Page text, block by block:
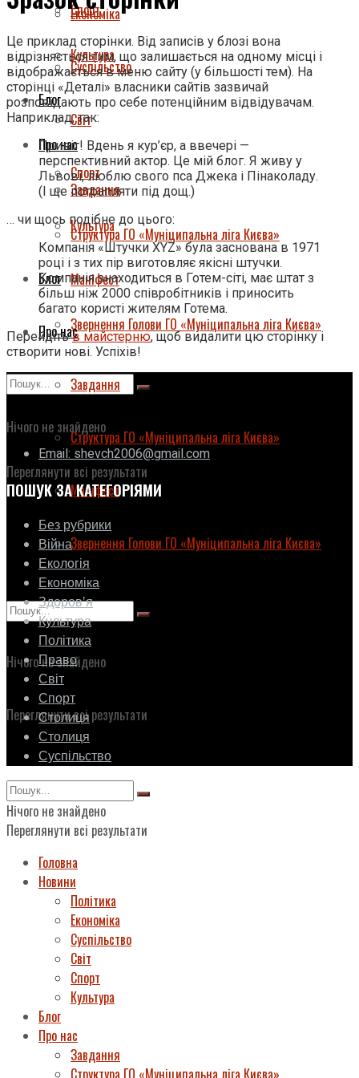
Спорт
Культура
Блог
Про нас
Завдання
Структура ГО «Муніципальна ліга Києва»
Маніфест
Звернення Голови ГО «Муніципальна ліга Києва»
Нічого не знайдено
Переглянути всі результати
Економіка
Суспільство
Світ
Спорт
Культура
Блог
Про нас
Завдання
Структура ГО «Муніципальна ліга Києва»
Маніфест
Звернення Голови ГО «Муніципальна ліга Києва»
Нічого не знайдено
Переглянути всі результати
Це приклад сторінки. Від записів у блозі вона
відрізняється тим, що залишається на одному місці і
відображається в меню сайту (у більшості тем). На
сторінці «Деталі» власники сайтів зазвичай
розповідають про себе потенційним відвідувачам.
Наприклад, так:
Привіт! Вдень я кур’єр, а ввечері —
перспективний актор. Це мій блог. Я живу у
Львові, люблю свого пса Джека і Пінаколаду.
(І ще потрапляти під дощ.)
… чи щось подібне до цього:
Компанія «Штучки XYZ» була заснована в 1971
році і з тих пір виготовляє якісні штучки.
Компанія знаходиться в Готем-сіті, має штат з
більш ніж 2000 співробітників і приносить
багато користі жителям Готема.
Перейдітьв майстерню, щоб видалити цю сторінку і
створити нові. Успіхів!
ГО «Муніципальна ліга Києва»
Email: shevch2006@gmail.com
ПОШУК ЗА КАТЕГОРІЯМИ
Без рубрики
Війна
Екологія
Економіка
Здоровʼя
Культура
Політика
Право
Світ
Спорт
Столиця
Столиця
Суспільство
Нічого не знайдено
Переглянути всі результати
Головна
Новини
Політика
Економіка
Суспільство
Світ
Спорт
Культура
Блог
Про нас
Завдання
Структура ГО «Муніципальна ліга Києва»